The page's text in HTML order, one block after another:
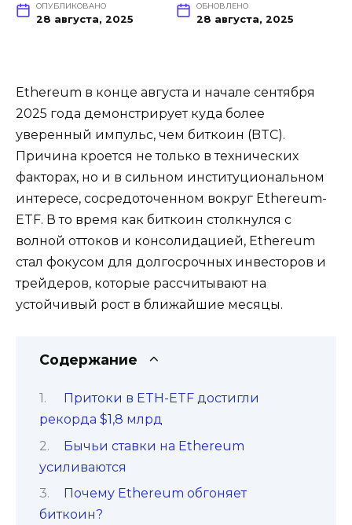
ОПУБЛИКОВАНО
28 августа, 2025
ОБНОВЛЕНО
28 августа, 2025
Ethereum в конце августа и начале сентября
2025 года демонстрирует куда более
уверенный импульс, чем биткоин (BTC).
Причина кроется не только в технических
факторах, но и в сильном институциональном
интересе, сосредоточенном вокруг Ethereum-
ETF. В то время как биткоин столкнулся с
волной оттоков и консолидацией, Ethereum
стал фокусом для долгосрочных инвесторов и
трейдеров, которые рассчитывают на
устойчивый рост в ближайшие месяцы.
Содержание
Притоки в ETH-ETF достигли
рекорда $1,8 млрд
Бычьи ставки на Ethereum
усиливаются
Почему Ethereum обгоняет
биткоин?